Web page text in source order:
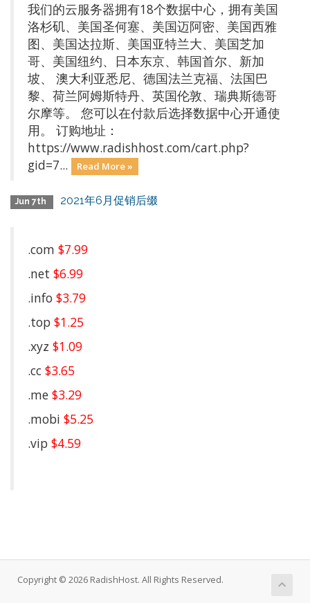
我们的云服务器拥有18个数据中心，拥有美国
洛杉矶、美国圣何塞、美国迈阿密、美国西雅
图、美国达拉斯、美国亚特兰大、美国芝加
哥、美国纽约、日本东京、韩国首尔、新加
坡、 澳大利亚悉尼、德国法兰克福、法国巴
黎、荷兰阿姆斯特丹、英国伦敦、瑞典斯德哥
尔摩等。 您可以在付款后选择数据中心开通使
用。 订购地址：
https://www.radishhost.com/cart.php?
gid=7...
Read More »
Jun 7th 2021年6月促销后缀
.com $7.99
.net $6.99
.info $3.79
.top $1.25
.xyz $1.09
.cc $3.65
.me $3.29
.mobi $5.25
.vip $4.59
Copyright © 2026 RadishHost. All Rights Reserved.